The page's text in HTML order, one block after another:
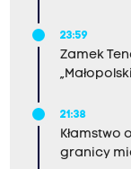
23:59
Zamek
21:38
Kłamstwo
granicy